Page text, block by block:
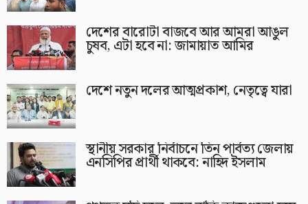
দেশের বারোটা বাজবে আর আমরা আঙুল
চুষব, এটা হবে না: জামায়াত আমির
দেশে নতুন দলের আত্মপ্রকাশ, নেতৃত্বে যারা
স্থানীয় সরকার নির্বাচনে তিন পার্বত্য জেলায়
এনসিপির প্রার্থী থাকবে: নাহিদ ইসলাম